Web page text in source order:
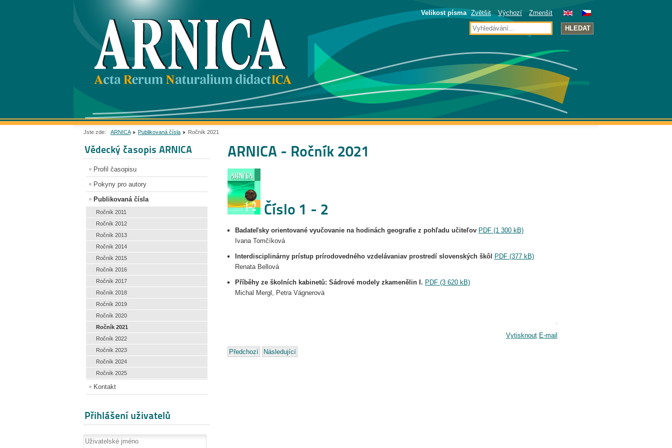
Velikost písma Zvětšit Výchozí Zmenšit
HLEDAT
Jste zde: ARNICA Publikovaná čísla Ročník 2021
Vědecký časopis ARNICA
Profil časopisu
Pokyny pro autory
Publikovaná čísla
Ročník 2011
Ročník 2012
Ročník 2013
Ročník 2014
Ročník 2015
Ročník 2016
Ročník 2017
Ročník 2018
Ročník 2019
Ročník 2020
Ročník 2021
Ročník 2022
Ročník 2023
Ročník 2024
Ročník 2025
Kontakt
Přihlášení uživatelů
ARNICA - Ročník 2021
Číslo 1 - 2
Badateľsky orientované vyučovanie na hodinách geografie z pohľadu učiteľov PDF (1 300 kB)
Ivana Tomčíková
Interdisciplinárny prístup prírodovedného vzdelávaniav prostredí slovenských škôl
PDF (377 kB)
Renata Bellová
Příběhy ze školních kabinetů: Sádrové modely zkamenělin I. PDF (3 620 kB)
Michal Mergl, Petra Vágnerová
Vytisknout E-mail
Předchozí Následující